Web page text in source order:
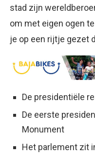
stad zijn
om met eigen ogen
je op een rijtje gezet
De presidentiële
De eerste
Monument
Het parlement zit